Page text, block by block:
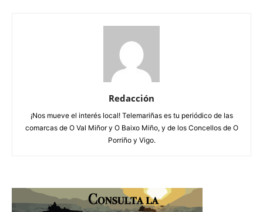
Redacción
¡Nos mueve el interés local! Telemariñas es tu periódico de las
comarcas de O Val Miñor y O Baixo Miño, y de los Concellos de O
Porriño y Vigo.